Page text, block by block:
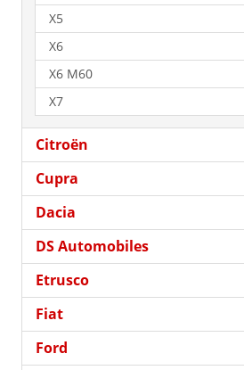
X5
X6
X6 M60
X7
Citroën
Cupra
Dacia
DS Automobiles
Etrusco
Fiat
Ford